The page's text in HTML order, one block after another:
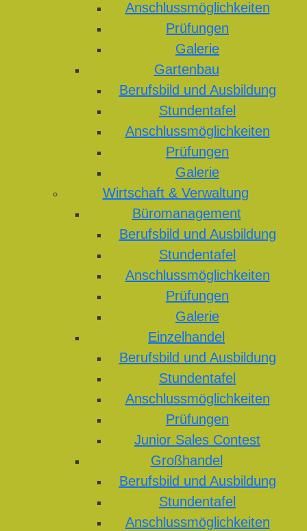
Anschlussmöglichkeiten
Prüfungen
Galerie
Gartenbau
Berufsbild und Ausbildung
Stundentafel
Anschlussmöglichkeiten
Prüfungen
Galerie
Wirtschaft & Verwaltung
Büromanagement
Berufsbild und Ausbildung
Stundentafel
Anschlussmöglichkeiten
Prüfungen
Galerie
Einzelhandel
Berufsbild und Ausbildung
Stundentafel
Anschlussmöglichkeiten
Prüfungen
Junior Sales Contest
Großhandel
Berufsbild und Ausbildung
Stundentafel
Anschlussmöglichkeiten